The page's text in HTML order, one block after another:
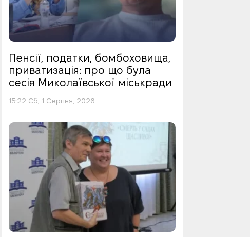
Пенсії, податки, бомбоховища,
приватизація: про що була
сесія Миколаївської міськради
15:22 Сб, 1 Серпня, 2026